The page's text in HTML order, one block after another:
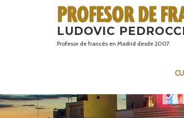
LUDOVIC
Profesor de francés en Madrid desde 2007